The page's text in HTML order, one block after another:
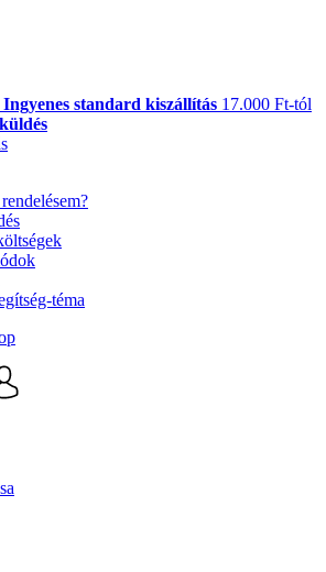
standard kiszállítás 17.000 Ft-tól
téma